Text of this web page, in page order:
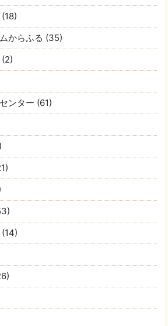
(18)
からふる (35)
(2)
ンター (61)
(14)